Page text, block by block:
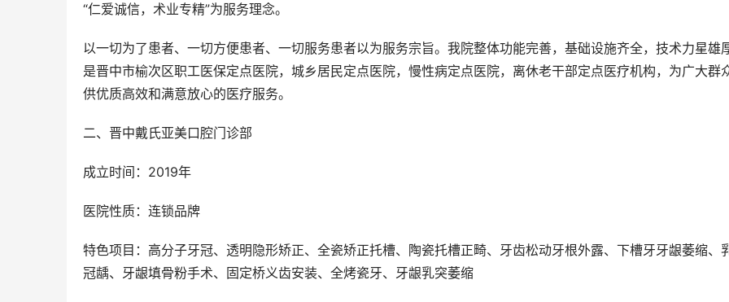
“仁爱诚信，术业专精”为服务理念。
以一切为了患者、一切方便患者、一切服务患者以为服务宗旨。我院整体功能完善，基础设施齐全，技术力星雄厚
是晋中市榆次区职工医保定点医院，城乡居民定点医院，慢性病定点医院，离休老干部定点医疗机构，为广大群
供优质高效和满意放心的医疗服务。
二、晋中戴氏亚美口腔门诊部
成立时间：2019年
医院性质：连锁品牌
特色项目：高分子牙冠、透明隐形矫正、全瓷矫正托槽、陶瓷托槽正畸、牙齿松动牙根外露、下槽牙牙龈萎缩、
冠龋、牙龈填骨粉手术、固定桥义齿安装、全烤瓷牙、牙龈乳突萎缩